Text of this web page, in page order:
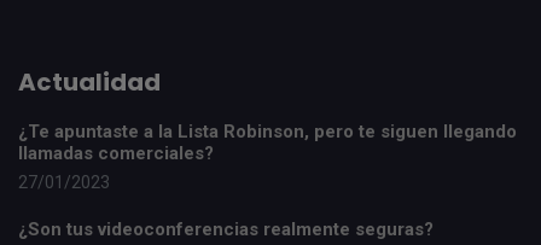
Actualidad
¿Te apuntaste a la Lista Robinson, pero te siguen llegando
llamadas comerciales?
27/01/2023
¿Son tus videoconferencias realmente seguras?